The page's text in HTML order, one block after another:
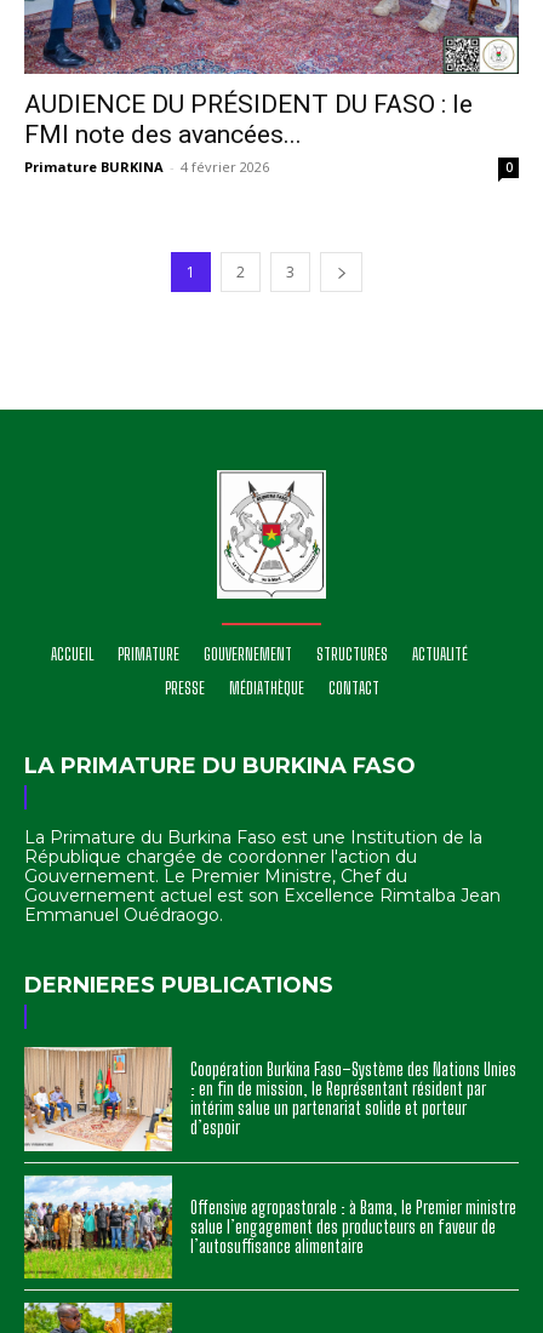
AUDIENCE DU PRÉSIDENT DU FASO : le
FMI note des avancées...
Primature BURKINA - 4 février 2026 0
1 2 3
ACCUEIL PRIMATURE GOUVERNEMENT STRUCTURES
ACTUALITÉ
PRESSE
MÉDIATHÈQUE CONTACT
LA PRIMATURE DU BURKINA FASO
La Primature du Burkina Faso est une Institution de la
République chargée de coordonner l'action du
Gouvernement. Le Premier Ministre, Chef du
Gouvernement actuel est son Excellence Rimtalba Jean
Emmanuel Ouédraogo.
DERNIERES PUBLICATIONS
Coopération Burkina Faso–Système des Nations Unies
: en fin de mission, le Représentant résident par
intérim salue un partenariat solide et porteur
d’espoir
Offensive agropastorale : à Bama, le Premier ministre
salue l’engagement des producteurs en faveur de
l’autosuffisance alimentaire